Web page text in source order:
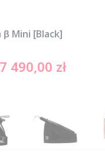
Mini [Black]
promocyjna
7 490,00 zł
DO KOSZYKA
średnia ilość